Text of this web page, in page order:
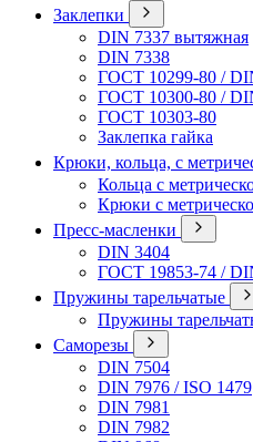
Заклепки
DIN 7337 вытяжная
DIN 7338
ГОСТ 10299-80 /
ГОСТ 10300-80 /
ГОСТ 10303-80
Заклепка гайка
Крюки, кольца, с
Кольца с
Крюки с
Пресс-масленки
DIN 3404
ГОСТ 19853-74 /
Пружины тарельчатые
Пружины
Саморезы
DIN 7504
DIN 7976 / ISO 1479
DIN 7981
DIN 7982